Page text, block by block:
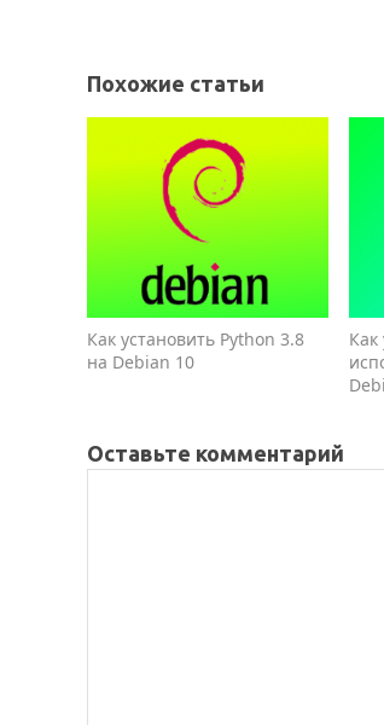
Похожие статьи
Как установить Python 3.8
на Debian 10
Как
Оставьте комментарий